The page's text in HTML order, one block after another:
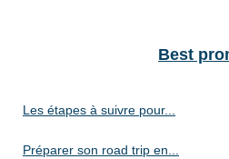
Best
Les étapes à suivre pour...
Préparer son road trip en...